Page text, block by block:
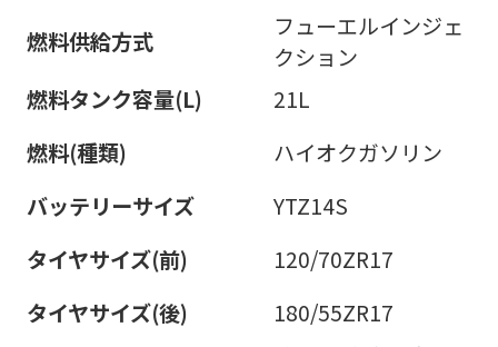
燃料供給方式
フューエルインジェ
クション
燃料タンク容量(L)
21L
燃料(種類)
ハイオクガソリン
バッテリーサイズ
YTZ14S
タイヤサイズ(前)
120/70ZR17
タイヤサイズ(後)
180/55ZR17